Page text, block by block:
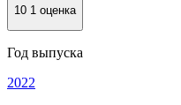
10 1 оценка
Год выпуска
2022